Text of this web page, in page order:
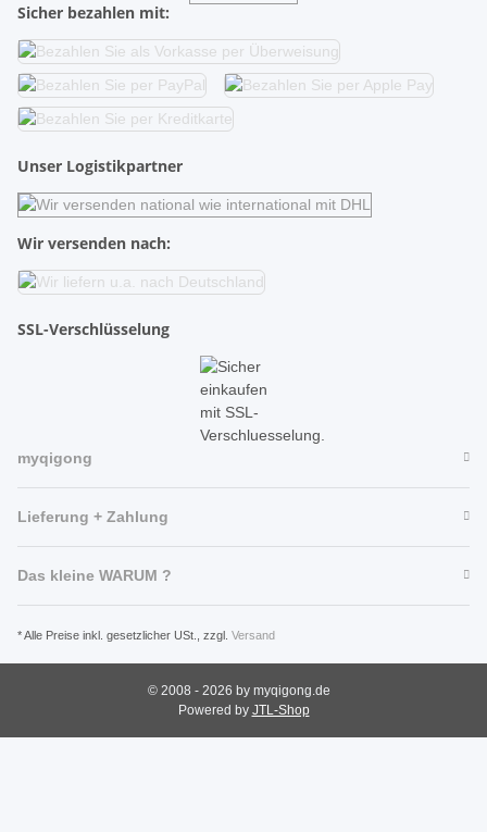
Sicher bezahlen mit:
Unser Logistikpartner
Wir versenden nach:
SSL-Verschlüsselung
myqigong
Lieferung + Zahlung
Das kleine WARUM ?
* Alle Preise inkl. gesetzlicher USt., zzgl. Versand
© 2008 - 2026 by myqigong.de
Powered by JTL-Shop